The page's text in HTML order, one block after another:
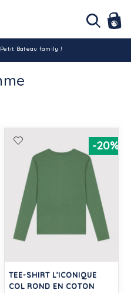
Bateau family !
-20%
TEE-SHIRT L'ICONIQUE
COL ROND EN COTON